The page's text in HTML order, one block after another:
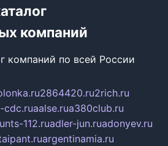
компаний
компаний по всей России
2864420.ru2rich.ru
cdc.ruaalse.rua380club.ru
112.ruadler-jun.ruadonyev.ru
argentinamia.ru